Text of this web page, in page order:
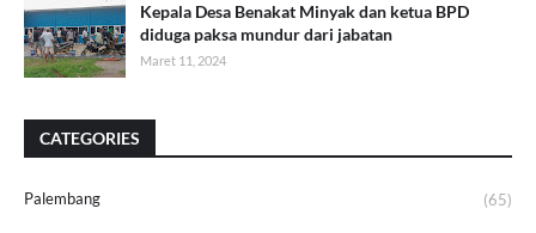
Kepala Desa Benakat Minyak dan ketua BPD
diduga paksa mundur dari jabatan
Maret 11, 2024
CATEGORIES
Palembang (65)